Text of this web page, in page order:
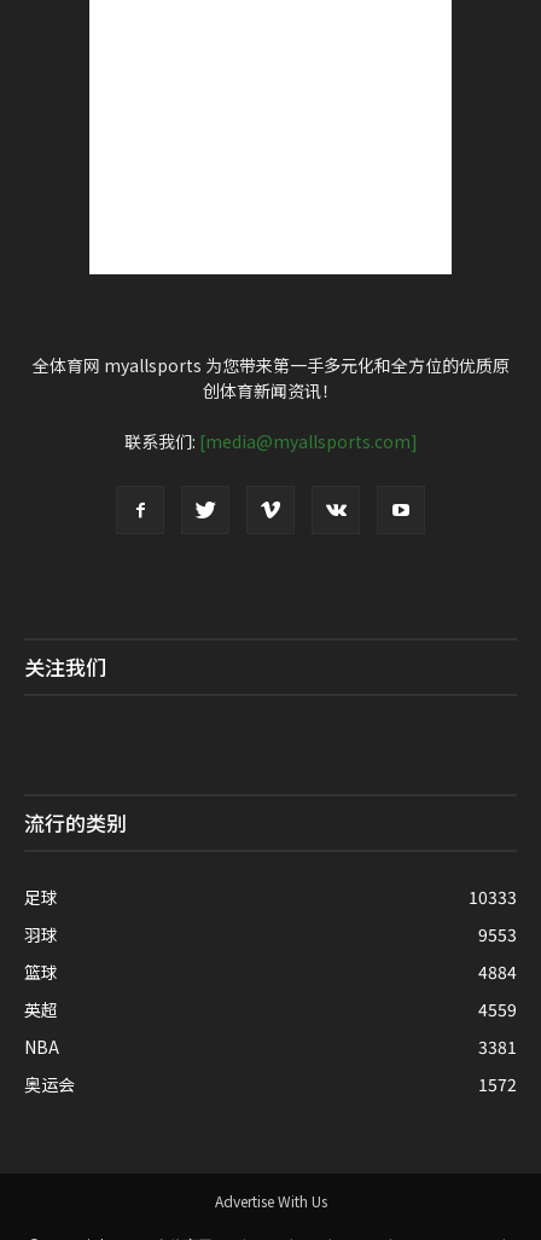
全体育网 myallsports 为您带来第一手多元化和全方位的优质原
创体育新闻资讯！
联系我们: [media@myallsports.com]
关注我们
流行的类别
足球
10333
羽球
9553
篮球
4884
英超
4559
NBA
3381
奥运会
1572
Advertise With Us